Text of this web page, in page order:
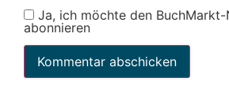
Ja, ich möchte den BuchMarkt-
abonnieren